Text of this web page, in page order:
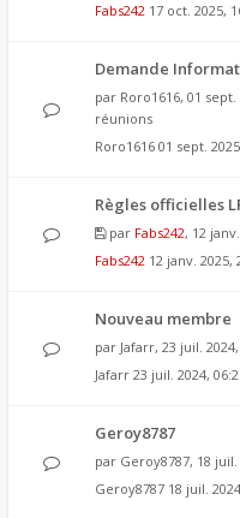
Fabs242 17 oct. 2025,
Demande
par Roro1616, 01 sept.
réunions
Roro1616 01 sept.
Règles officielles
par Fabs242, 12
Fabs242 12 janv. 2025,
Nouveau membre
par Jafarr, 23 juil.
Jafarr 23 juil. 2024,
Geroy8787
par Geroy8787, 18 juil.
Geroy8787 18 juil.